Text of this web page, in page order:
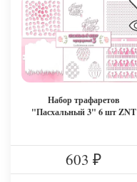
Набор трафаретов
"Пасхальный 3" 6 шт ZNT
603 ₽